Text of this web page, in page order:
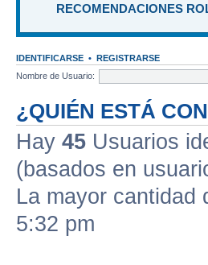
RECOMENDACIONES
IDENTIFICARSE • REGISTRARSE
Nombre de Usuario:
¿QUIÉN ESTÁ
Hay 45 Usuarios
(basados en
La mayor
5:32 pm